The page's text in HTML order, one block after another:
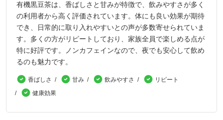
有機黒豆茶は、香ばしさと甘みが特徴で、飲みやすさが多く
の利用者から高く評価されています。体にも良い効果が期待
でき、日常的に取り入れやすいとの声が多数寄せられていま
す。多くの方がリピートしており、家族全員で楽しめる点が
特に好評です。ノンカフェインなので、夜でも安心して飲め
るのも魅力です。
香ばしさ 甘み 飲みやすさ
リピート
健康効果